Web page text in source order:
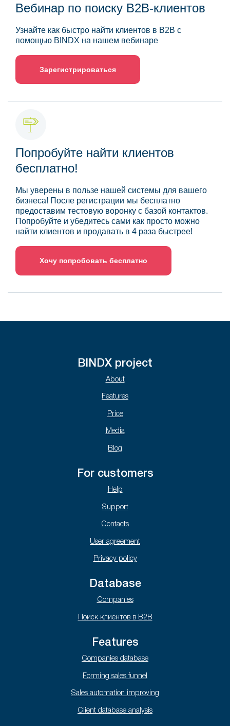
Вебинар по поиску B2B-клиентов
Узнайте как быстро найти клиентов в B2B с
помощью BINDX на нашем вебинаре
Зарегистрироваться
Попробуйте найти клиентов
бесплатно!
Мы уверены в пользе нашей системы для вашего
бизнеса! После регистрации мы бесплатно
предоставим тестовую воронку с базой контактов.
Попробуйте и убедитесь сами как просто можно
найти клиентов и продавать в 4 раза быстрее!
Хочу попробовать бесплатно
BINDX project
About
Features
Price
Media
Blog
For customers
Help
Support
Contacts
User agreement
Privacy policy
Database
Companies
Поиск клиентов в B2B
Features
Companies database
Forming sales funnel
Sales automation improving
Client database analysis